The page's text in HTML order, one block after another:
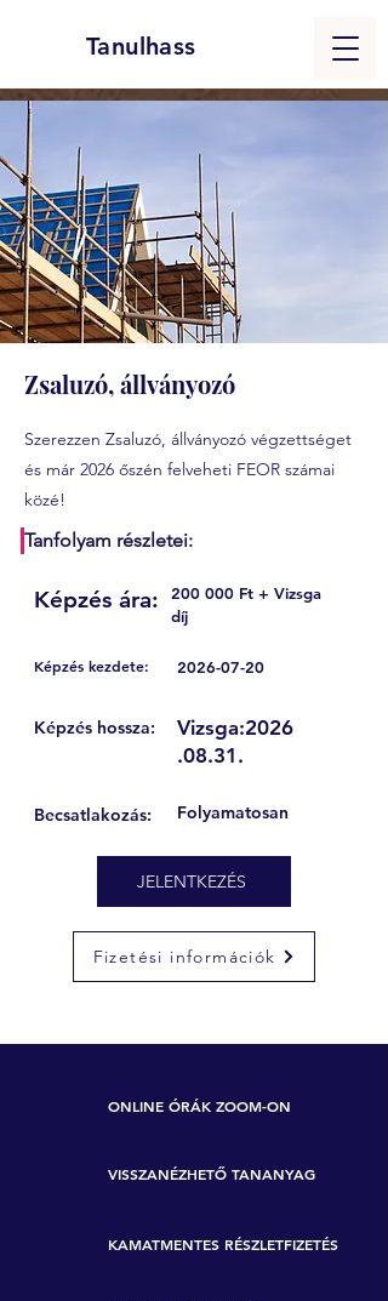
Tanulhass
Zsaluzó, állványozó
Szerezzen Zsaluzó, állványozó végzettséget
és már 2026 őszén felveheti FEOR számai
közé!
Tanfolyam részletei:
Képzés ára:
200 000 Ft + Vizsga
díj
Képzés kezdete: 2026-07-20
Képzés hossza: Vizsga:2026
.08.31 .
Becsatlakozás: Folyamatosan
JELENTKEZÉS
Fizetési információk
ONLINE ÓRÁK ZOOM-ON
VISSZANÉZHETŐ TANANYAG
KAMATMENTES RÉSZLETFIZETÉS